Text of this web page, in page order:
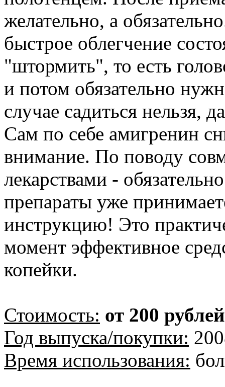
желательно, а
быстрое облегчение
"штормить", то есть
и потом обязательно
случае садиться нельзя,
Сам по себе амигренин
внимание. По поводу
лекарствами -
препараты уже
инструкцию! Это
момент эффективное
копейки.
Стоимость: от 200 рублей
Год выпуска/покупки:
Время использования: